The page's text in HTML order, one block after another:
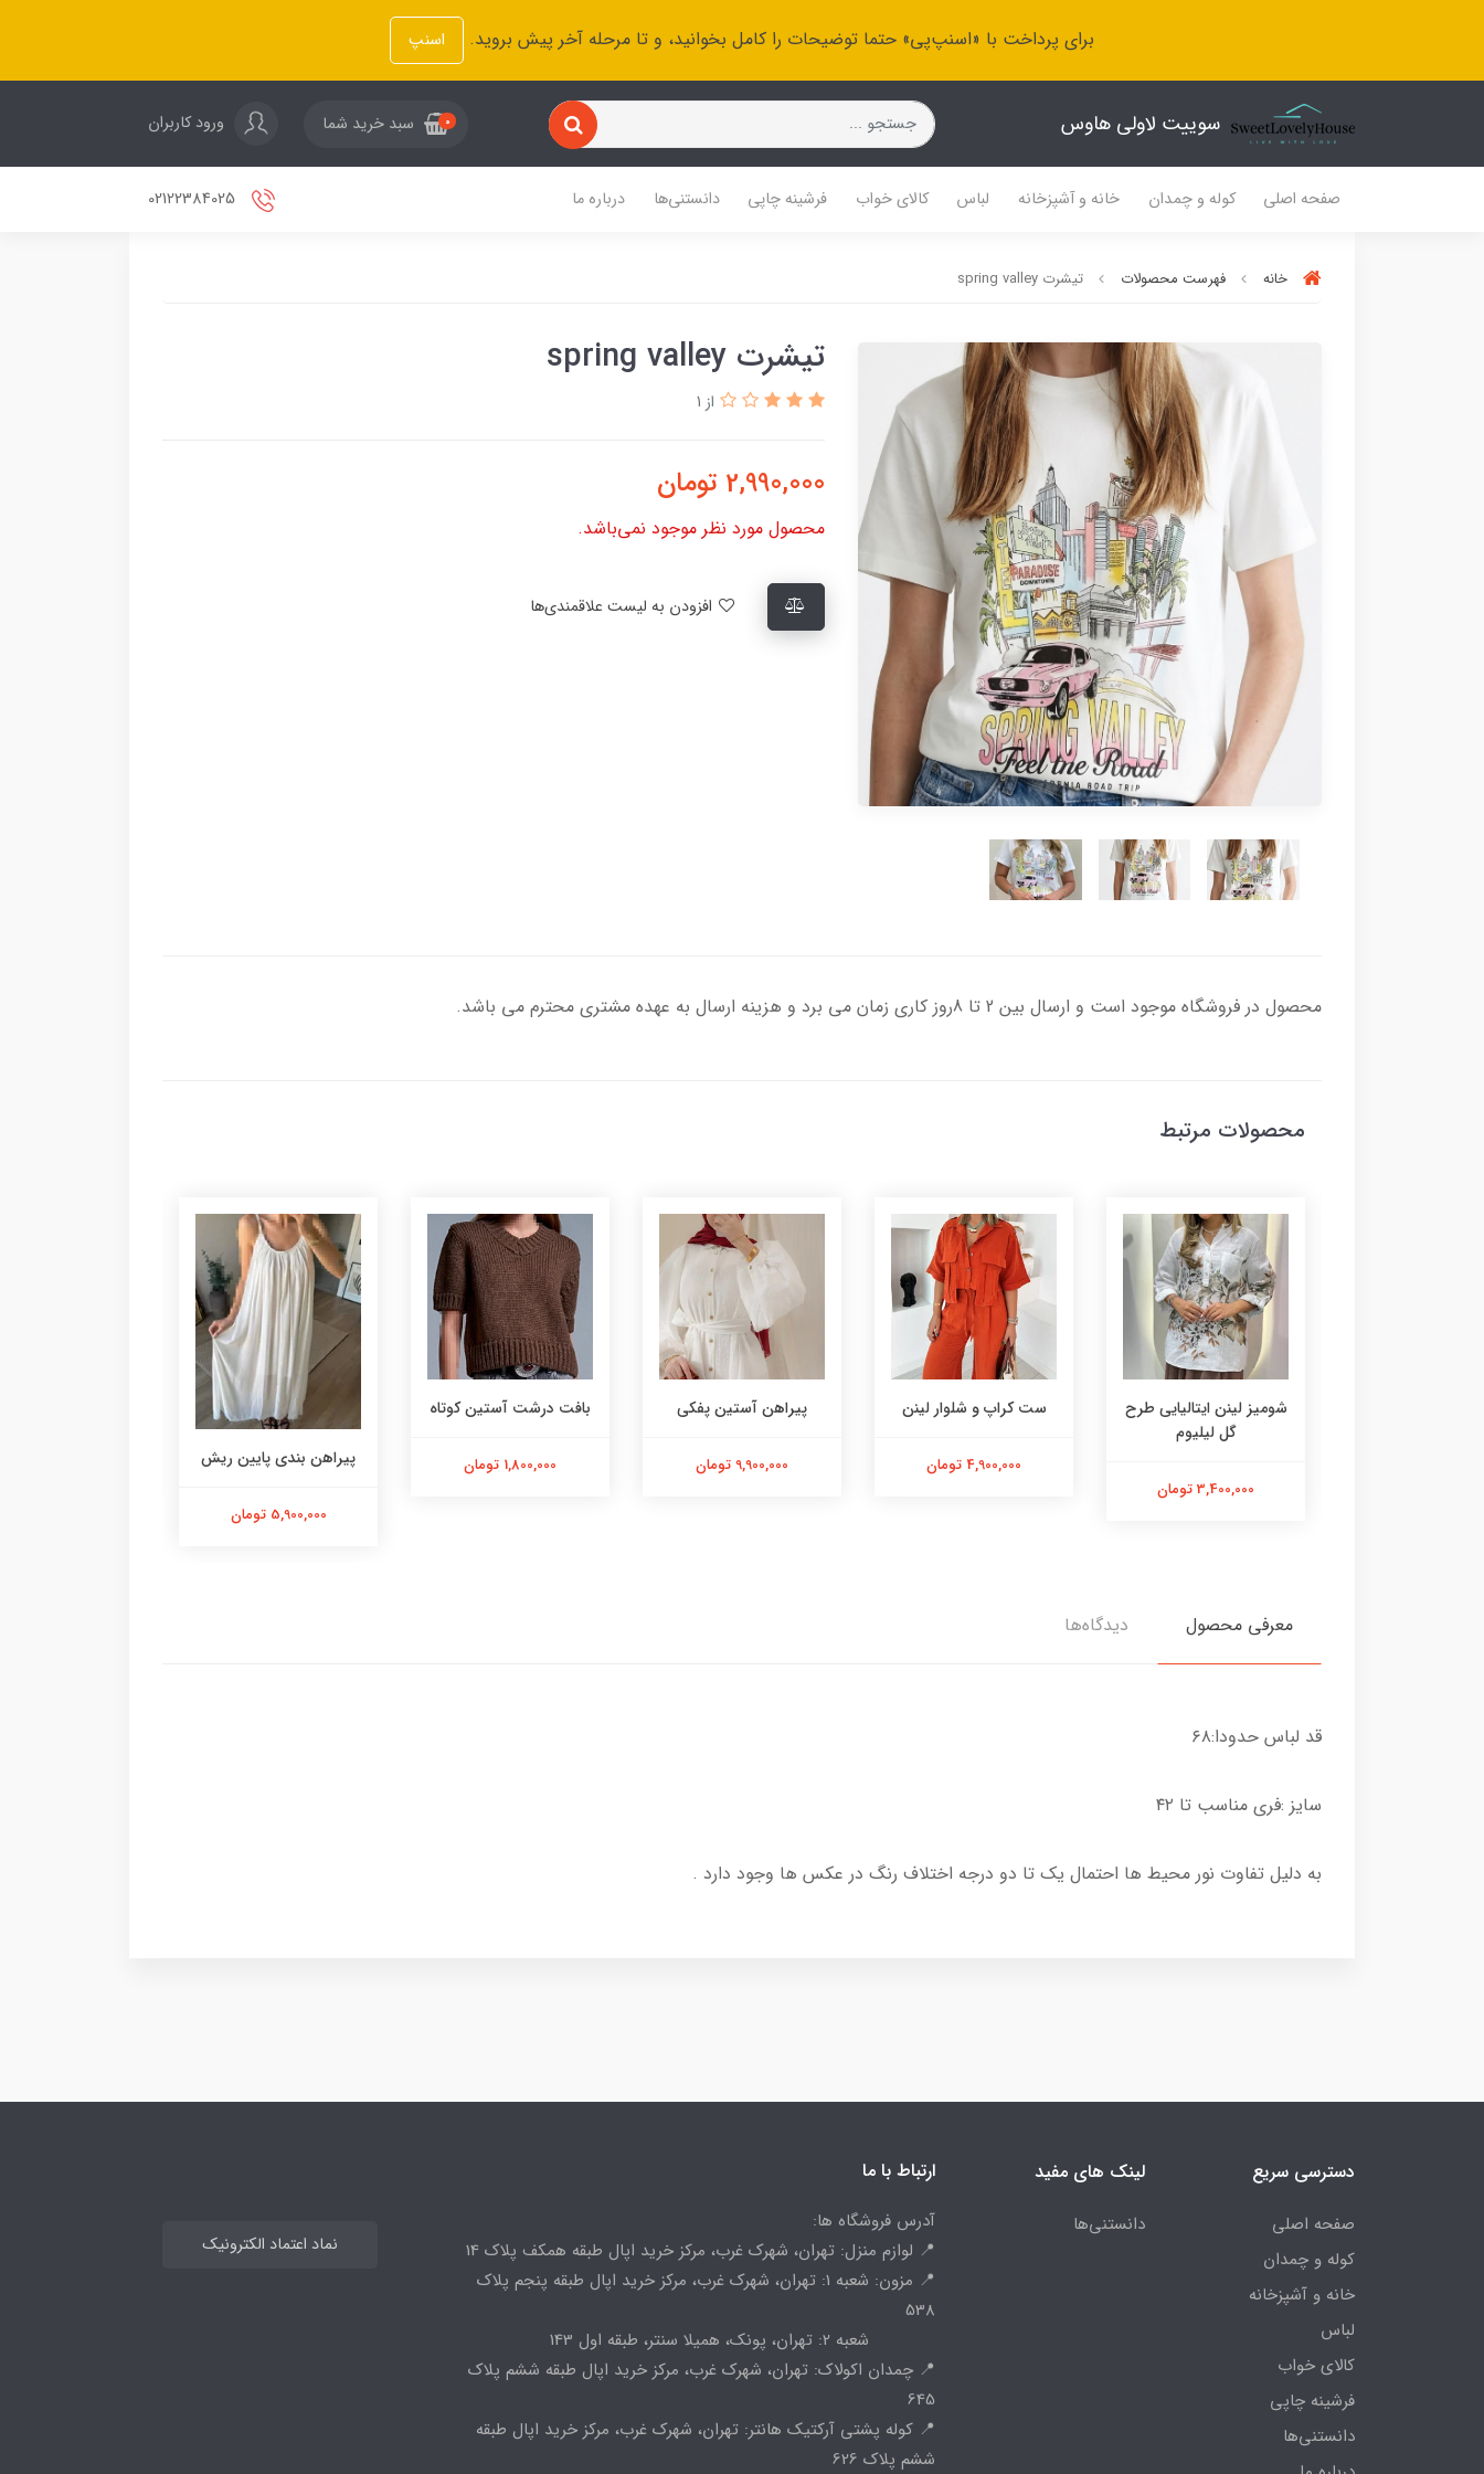
برای پرداخت با «اسنپ‌پی» حتما توضیحات را کامل بخوانید، و تا مرحله آخر پیش بروید. اسنپ
سوییت لاولی هاوس 0 سبد خرید شما ورود کاربران
صفحه اصلی کوله و چمدان خانه و آشپزخانه لباس کالای خواب فرشینه چاپی دانستنی‌ها درباره ما
خانه فهرست محصولات تیشرت spring valley
تیشرت spring valley
از 1
2,990,000 تومان
محصول مورد نظر موجود نمی‌باشد.
محصول در فروشگاه موجود است و ارسال بین 2 تا 8روز کاری زمان می برد و هزینه ارسال به عهده مشتری محترم می باشد.
محصولات مرتبط
شومیز لینن ایتالیایی طرح
گل لیلیوم
3,400,000 تومان
ست کراپ و شلوار لینن
4,900,000 تومان
پیراهن آستین پفکی
9,900,000 تومان
بافت درشت آستین کوتاه
1,800,000 تومان پیراهن بندی پایین ریش
5,900,000 تومان
معرفی محصول دیدگاه‌ها
قد لباس حدودا:۶۸
سایز :فری مناسب تا ۴۲
به دلیل تفاوت نور محیط ها احتمال یک تا دو درجه اختلاف رنگ در عکس ها وجود دارد .
دسترسی سریع
صفحه اصلی
کوله و چمدان
خانه و آشپزخانه
لباس
کالای خواب
فرشینه چاپی
دانستنی‌ها
لینک های مفید
دانستنی‌ها
ارتباط با ما
آدرس فروشگاه ها:
📍 لوازم منزل: تهران، شهرک غرب، مرکز خرید اپال طبقه همکف پلاک 14
📍 مزون: شعبه 1: تهران، شهرک غرب، مرکز خرید اپال طبقه پنجم پلاک
538
شعبه 2: تهران، پونک، همیلا سنتر، طبقه اول 143
📍 چمدان اکولاک: تهران، شهرک غرب، مرکز خرید اپال طبقه ششم پلاک
645
📍 کوله پشتی آرکتیک هانتر: تهران، شهرک غرب، مرکز خرید اپال طبقه
ششم پلاک 626
نماد اعتماد الکترونیک